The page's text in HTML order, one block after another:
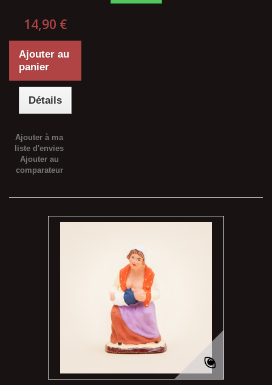
14,90 €
Ajouter au
panier
Détails
Ajouter à ma
liste d'envies
Ajouter au
comparateur